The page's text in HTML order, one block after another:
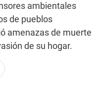
ambientales
de pueblos
amenazas de muerte
de su hogar.